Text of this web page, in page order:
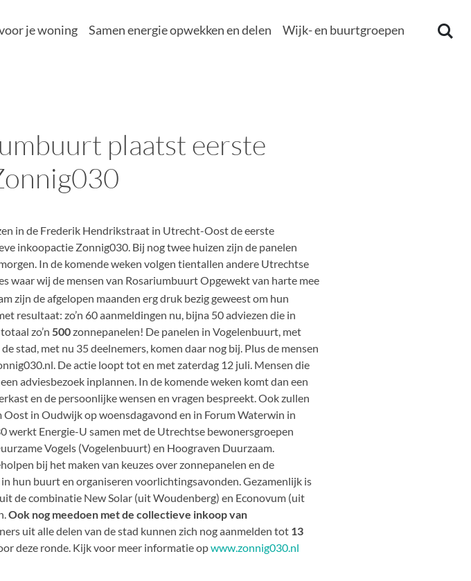
je woning Samen energie opwekken en delen Wijk- en buurtgroepen
plaatst eerste
in de Frederik Hendrikstraat in Utrecht-Oost de eerste
inkoopactie Zonnig030. Bij nog twee huizen zijn de panelen
In de komende weken volgen tientallen andere Utrechtse
waar wij de mensen van Rosariumbuurt Opgewekt van harte mee
zijn de afgelopen maanden erg druk bezig geweest om hun
resultaat: zo’n 60 aanmeldingen nu, bijna 50 adviezen die in
zo’n 500zonnepanelen! De panelen in Vogelenbuurt, met
stad, met nu 35 deelnemers, komen daar nog bij. Plus de mensen
De actie loopt tot en met zaterdag 12 juli. Mensen die
adviesbezoek inplannen. In de komende weken komt dan een
en de persoonlijke wensen en vragen bespreekt. Ook zullen
in Oudwijk op woensdagavond en in Forum Waterwin in
werkt Energie-U samen met de Utrechtse bewonersgroepen
Vogels (Vogelenbuurt) en Hoograven Duurzaam.
bij het maken van keuzes over zonnepanelen en de
hun buurt en organiseren voorlichtingsavonden. Gezamenlijk is
de combinatie New Solar (uit Woudenberg) en Econovum (uit
Ook nog meedoen met de collectieve inkoop van
uit alle delen van de stad kunnen zich nog aanmelden tot 13
deze ronde. Kijk voor meer informatie opwww.zonnig030.nl